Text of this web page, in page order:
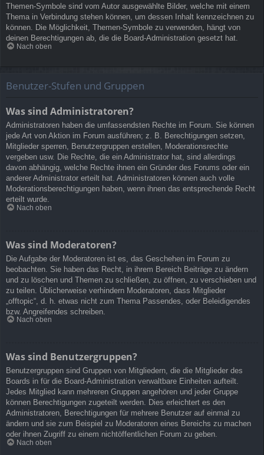
Themen-Symbole sind vom Autor ausgewählte Bilder, welche mit einem
Thema in Verbindung stehen können, um dessen Inhalt kennzeichnen zu
können. Die Möglichkeit, Themen-Symbole zu verwenden, hängt von
deinen Berechtigungen ab, die die Board-Administration gesetzt hat.
Nach oben
Benutzer-Stufen und Gruppen
Was sind Administratoren?
Administratoren haben die umfassendsten Rechte im Forum. Sie können
jede Art von Aktion im Forum ausführen; z. B. Berechtigungen setzen,
Mitglieder sperren, Benutzergruppen erstellen, Moderationsrechte
vergeben usw. Die Rechte, die ein Administrator hat, sind allerdings
davon abhängig, welche Rechte ihnen ein Gründer des Forums oder ein
anderer Administrator erteilt hat. Administratoren können auch volle
Moderationsberechtigungen haben, wenn ihnen das entsprechende Recht
erteilt wurde.
Nach oben
Was sind Moderatoren?
Die Aufgabe der Moderatoren ist es, das Geschehen im Forum zu
beobachten. Sie haben das Recht, in ihrem Bereich Beiträge zu ändern
und zu löschen und Themen zu schließen, zu öffnen, zu verschieben und
zu teilen. Üblicherweise verhindern Moderatoren, dass Mitglieder
„offtopic“, d. h. etwas nicht zum Thema Passendes, oder Beleidigendes
bzw. Angreifendes schreiben.
Nach oben
Was sind Benutzergruppen?
Benutzergruppen sind Gruppen von Mitgliedern, die die Mitglieder des
Boards in für die Board-Administration verwaltbare Einheiten aufteilt.
Jedes Mitglied kann mehreren Gruppen angehören und jeder Gruppe
können Berechtigungen zugeteilt werden. Dies erleichtert es den
Administratoren, Berechtigungen für mehrere Benutzer auf einmal zu
ändern und sie zum Beispiel zu Moderatoren eines Bereichs zu machen
oder ihnen Zugriff zu einem nichtöffentlichen Forum zu geben.
Nach oben